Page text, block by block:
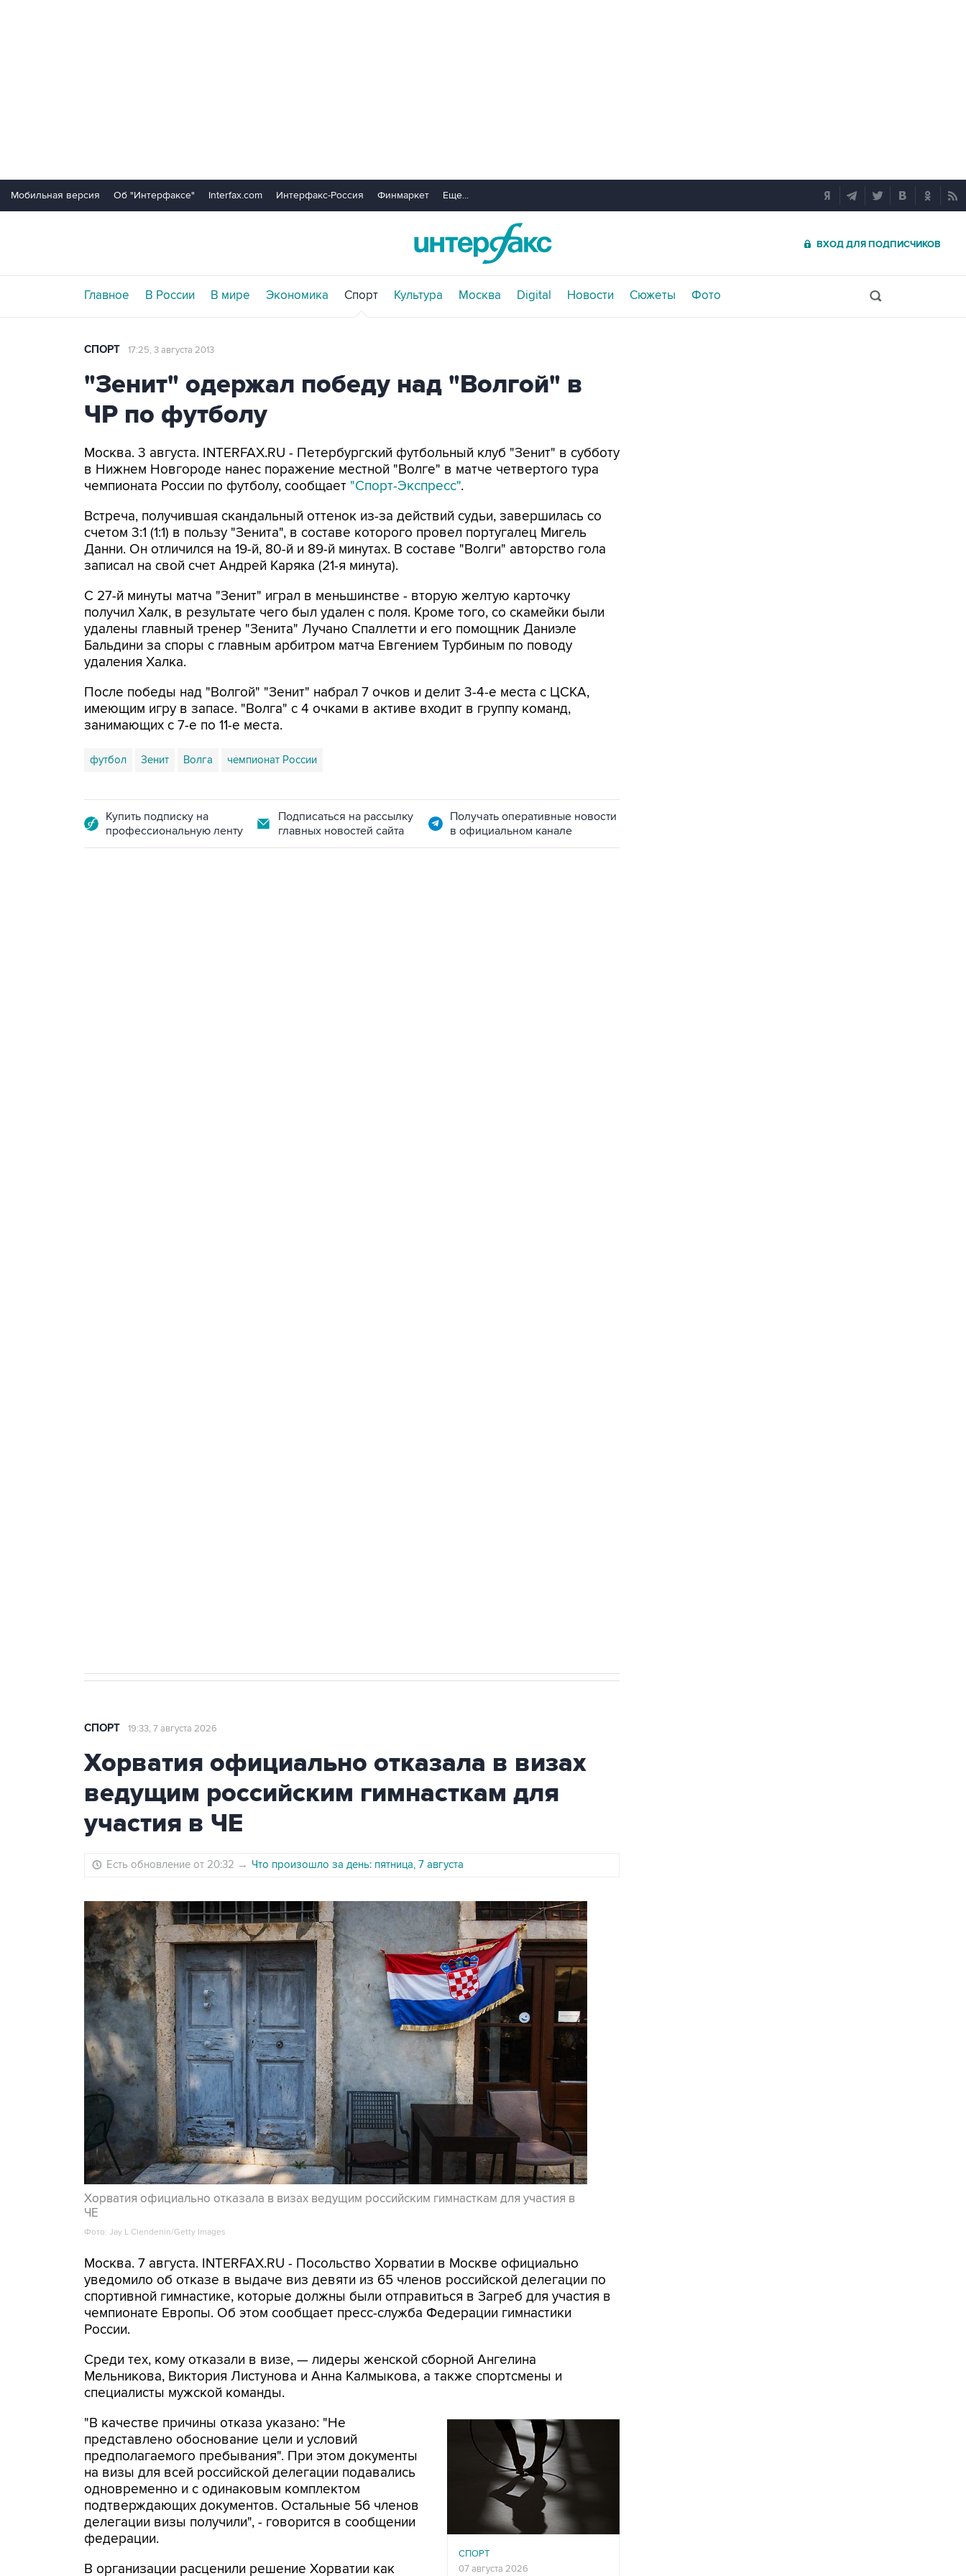
Мобильная версия Об "Интерфаксе" Interfax.com Интерфакс-Россия Финмаркет Еще...
ВХОД ДЛЯ ПОДПИСЧИКОВ
Главное В России В мире Экономика Спорт Культура Москва Digital Новости Сюжеты Фото
СПОРТ 17:25, 3 августа 2013
"Зенит" одержал победу над "Волгой" в
ЧР по футболу
Москва. 3 августа. INTERFAX.RU - Петербургский футбольный клуб "Зенит" в субботу
в Нижнем Новгороде нанес поражение местной "Волге" в матче четвертого тура
чемпионата России по футболу, сообщает "Спорт-Экспресс".
Встреча, получившая скандальный оттенок из-за действий судьи, завершилась со
счетом 3:1 (1:1) в пользу "Зенита", в составе которого провел португалец Мигель
Данни. Он отличился на 19-й, 80-й и 89-й минутах. В составе "Волги" авторство гола
записал на свой счет Андрей Каряка (21-я минута).
С 27-й минуты матча "Зенит" играл в меньшинстве - вторую желтую карточку
получил Халк, в результате чего был удален с поля. Кроме того, со скамейки были
удалены главный тренер "Зенита" Лучано Спаллетти и его помощник Даниэле
Бальдини за споры с главным арбитром матча Евгением Турбиным по поводу
удаления Халка.
После победы над "Волгой" "Зенит" набрал 7 очков и делит 3-4-е места с ЦСКА,
имеющим игру в запасе. "Волга" с 4 очками в активе входит в группу команд,
занимающих с 7-е по 11-е места.
футбол Зенит Волга чемпионат России
Купить подписку на
профессиональную ленту
Подписаться на рассылку
главных новостей сайта
Получать оперативные новости
в официальном канале
СПОРТ 19:33, 7 августа 2026
Хорватия официально отказала в визах
ведущим российским гимнасткам для
участия в ЧЕ
Есть обновление от 20:32 → Что произошло за день: пятница, 7 августа
Хорватия официально отказала в визах ведущим российским гимнасткам для участия в
ЧЕ
Фото: Jay L Clendenin/Getty Images
Москва. 7 августа. INTERFAX.RU - Посольство Хорватии в Москве официально
уведомило об отказе в выдаче виз девяти из 65 членов российской делегации по
спортивной гимнастике, которые должны были отправиться в Загреб для участия в
чемпионате Европы. Об этом сообщает пресс-служба Федерации гимнастики
России.
Среди тех, кому отказали в визе, — лидеры женской сборной Ангелина
Мельникова, Виктория Листунова и Анна Калмыкова, а также спортсмены и
специалисты мужской команды.
СПОРТ
07 августа 2026
"В качестве причины отказа указано: "Не
представлено обоснование цели и условий
предполагаемого пребывания". При этом документы
на визы для всей российской делегации подавались
одновременно и с одинаковым комплектом
подтверждающих документов. Остальные 56 членов
делегации визы получили", - говорится в сообщении
федерации.
В организации расценили решение Хорватии как